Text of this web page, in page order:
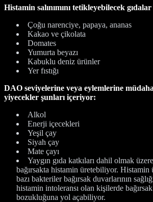
Histamin salınımını tetikleyebilecek
Çoğu narenciye, papaya, ananas
Kakao ve çikolata
Domates
Yumurta beyazı
Kabuklu deniz ürünler
Yer fıstığı
DAO seviyelerine veya eylemlerine
yiyecekler şunları içeriyor:
Alkol
Enerji içecekleri
Yeşil çay
Siyah çay
Mate çayı
Yaygın gıda katkıları dahil olmak
bağırsakta histamin üretebiliyor. Histamin
bazı bakteriler bağırsak duvarlarının
histamin intoleransı olan kişilerde
bozukluğuna yol açabiliyor.